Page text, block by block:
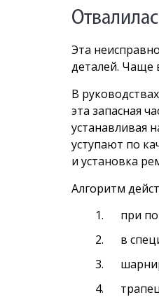
Эта
деталей. Чаще
В
эта запасная
устанавливая
уступают по
и установка
Алгоритм
при
в